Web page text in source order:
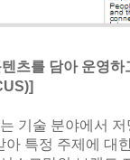
츠를 담아 운영하
기술 분야에서
특정 주제에 대